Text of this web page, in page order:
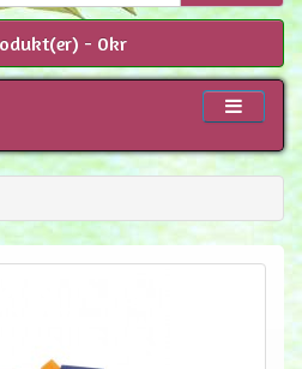
- 0kr